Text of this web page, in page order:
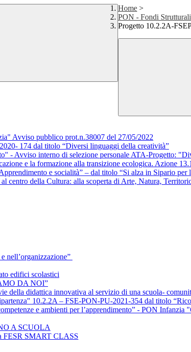
Home >
PON - Fondi
Progetto 10.2.2A-
Avviso pubblico prot.n.38007 del 27/05/2022
174 dal titolo “Diversi linguaggi della creatività”
- Avviso interno di selezione personale ATA-Progetto:
e la formazione alla transizione ecologica. Azione
e socialità” – dal titolo “Si alza in Sipario per
della Cultura: alla scoperta di Arte, Natura,
nell’organizzazione”
edifici scolastici
DA NOI”
della didattica innovativa al servizio di una scuola-
10.2.2A – FSE-PON-PU-2021-354 dal titolo
e ambienti per l’apprendimento” - PON Infanzia
A SCUOLA
FESR SMART CLASS